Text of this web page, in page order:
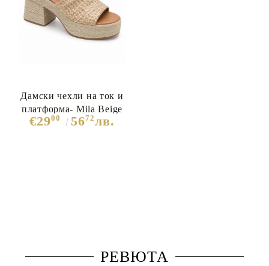
Дамски чехли на ток и
платформа- Mila Beige
12048
€2900 5672лв.
РЕВЮТА